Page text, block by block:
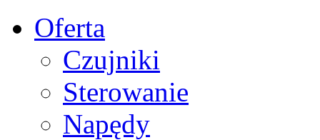
Oferta
Czujniki
Sterowanie
Napędy